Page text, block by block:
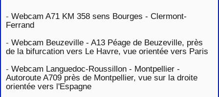
- Webcam A71 KM 358 sens Bourges - Clermont-
Ferrand
- Webcam Beuzeville - A13 Péage de Beuzeville, près
de la bifurcation vers Le Havre, vue orientée vers Paris
- Webcam Languedoc-Roussillon - Montpellier -
Autoroute A709 près de Montpellier, vue sur la droite
orientée vers l'Espagne